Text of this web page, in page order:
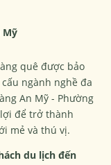
Mỹ
quê được bảo
ngành nghề đa
An Mỹ - Phường
để trở thành
mẻ và thú vị.
du lịch đến